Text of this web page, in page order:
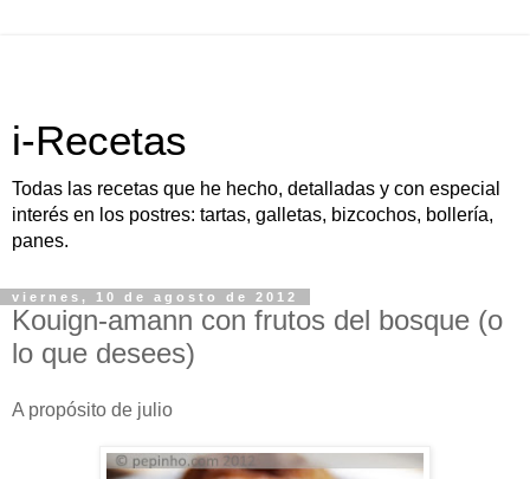
i-Recetas
Todas las recetas que he hecho, detalladas y con especial
interés en los postres: tartas, galletas, bizcochos, bollería,
panes.
viernes, 10 de agosto de 2012
Kouign-amann con frutos del bosque (o
lo que desees)
A propósito de julio